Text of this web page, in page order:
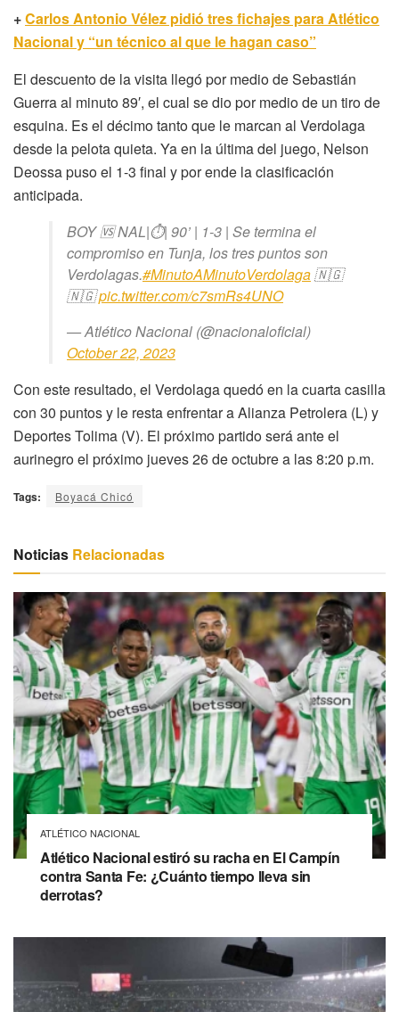
+Carlos Antonio Vélez pidió tres fichajes para Atlético
Nacional y “un técnico al que le hagan caso”
El descuento de la visita llegó por medio de Sebastián
Guerra al minuto 89′, el cual se dio por medio de un tiro de
esquina. Es el décimo tanto que le marcan al Verdolaga
desde la pelota quieta. Ya en la última del juego, Nelson
Deossa puso el 1-3 final y por ende la clasificación
anticipada.
BOY 🆚 NAL|⏱️| 90’ | 1-3 | Se termina el
compromiso en Tunja, los tres puntos son
Verdolagas.#MinutoAMinutoVerdolaga🇳🇬
🇳🇬pic.twitter.com/c7smRs4UNO
— Atlético Nacional (@nacionaloficial)
October 22, 2023
Con este resultado, el Verdolaga quedó en la cuarta casilla
con 30 puntos y le resta enfrentar a Alianza Petrolera (L) y
Deportes Tolima (V). El próximo partido será ante el
aurinegro el próximo jueves 26 de octubre a las 8:20 p.m.
Tags: Boyacá Chicó
Noticias Relacionadas
ATLÉTICO NACIONAL
Atlético Nacional estiró su racha en El Campín
contra Santa Fe: ¿Cuánto tiempo lleva sin
derrotas?